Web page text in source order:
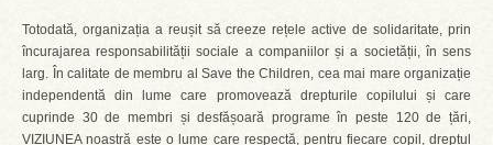
Totodată, organizația a reușit să creeze rețele active de solidaritate, prin
încurajarea responsabilității sociale a companiilor și a societății, în sens
larg. În calitate de membru al Save the Children, cea mai mare organizație
independentă din lume care promovează drepturile copilului și care
cuprinde 30 de membri și desfășoară programe în peste 120 de țări,
VIZIUNEA noastră este o lume care respectă, pentru fiecare copil, dreptul